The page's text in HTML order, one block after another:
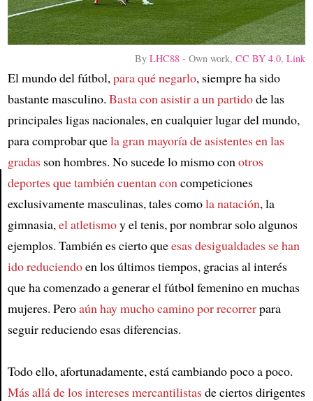
Article
ByLHC88 -Own work,CC BY 4.0,Link
El mundo del fútbol,para qué negarlo, siempre ha sido
bastante masculino. Basta con asistir a un partidode las
principales ligas nacionales, en cualquier lugar del mundo,
para comprobar quela gran mayoría de asistentes en las
gradasson hombres. No sucede lo mismo conotros
deportes que también cuentan concompeticiones
exclusivamente masculinas, tales comola natación, la
gimnasia,el atletismoy el tenis, por nombrar solo algunos
ejemplos. También es cierto queesas desigualdades se han
ido reduciendoen los últimos tiempos, gracias al interés
que ha comenzado a generar el fútbol femenino en muchas
mujeres. Peroaún hay mucho camino por recorrerpara
seguir reduciendo esas diferencias.
Todo ello, afortunadamente, está cambiando poco a poco.
Más allá de los intereses mercantilistasde ciertos dirigentes